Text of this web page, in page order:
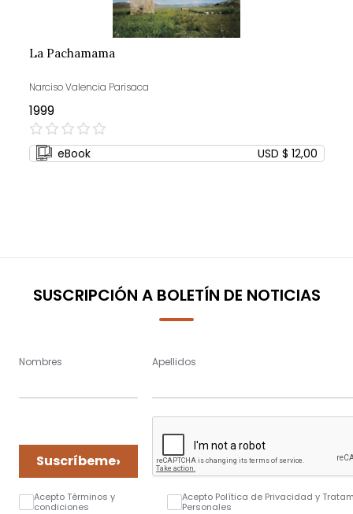
La Pachamama
Narciso Valencia Parisaca
1999
0%
eBook USD $ 12,00
SUSCRIPCIÓN A BOLETÍN DE NOTICIAS
Nombres Apellidos
Suscríbeme›
Acepto Términos y
condiciones
Acepto Política de Privacidad y
Personales